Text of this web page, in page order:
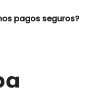
pagos seguros?